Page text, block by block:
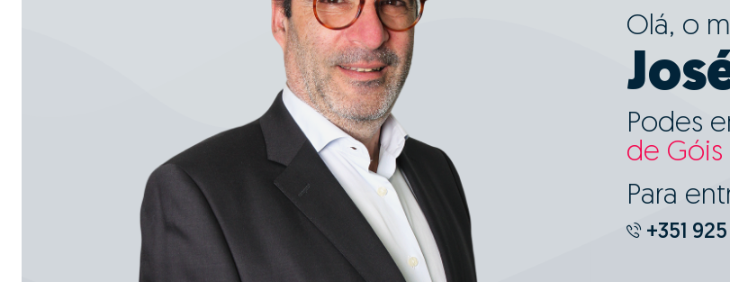
Olá, o
Podes
de Góis
Para
+351